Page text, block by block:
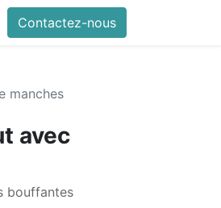
Contactez-nous
manches
avec
bouffantes